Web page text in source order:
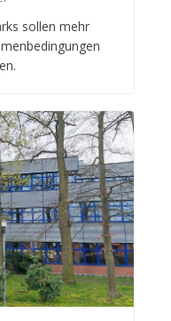
sol­len mehr